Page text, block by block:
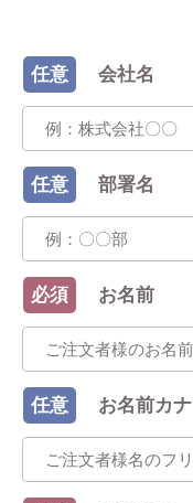
任意 会社名
任意 部署名
必須 お名前
任意 お名前カナ